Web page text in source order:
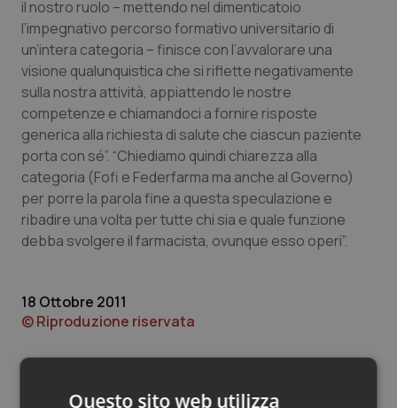
Valle D’Aosta
Veneto
Oncodermatologia
Oncoematologia
Oncologia & Nutrizione
Psoriasi & pelle
Quotidiano Cardiologia
Quotidiano Chirurgia
Quotidiano Pediatria
il nostro ruolo – mettendo nel dimenticatoio
l’impegnativo percorso formativo universitario di
un’intera categoria – finisce con l’avvalorare una
visione qualunquistica che si riflette negativamente
sulla nostra attività, appiattendo le nostre
competenze e chiamandoci a fornire risposte
generica alla richiesta di salute che ciascun paziente
porta con sé”. “Chiediamo quindi chiarezza alla
categoria (Fofi e Federfarma ma anche al Governo)
per porre la parola fine a questa speculazione e
ribadire una volta per tutte chi sia e quale funzione
debba svolgere il farmacista, ovunque esso operi”.
18 Ottobre 2011
© Riproduzione riservata
Questo sito web utilizza